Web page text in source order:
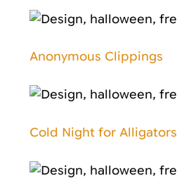
Anonymous Clippings
Cold Night for Alligators